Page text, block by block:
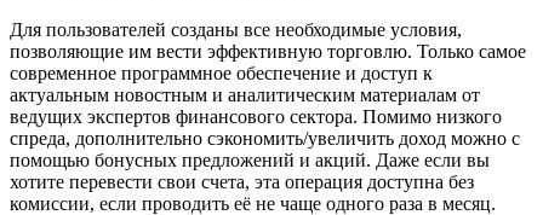
Для пользователей созданы все необходимые условия,
позволяющие им вести эффективную торговлю. Только самое
современное программное обеспечение и доступ к
актуальным новостным и аналитическим материалам от
ведущих экспертов финансового сектора. Помимо низкого
спреда, дополнительно сэкономить/увеличить доход можно с
помощью бонусных предложений и акций. Даже если вы
хотите перевести свои счета, эта операция доступна без
комиссии, если проводить её не чаще одного раза в месяц.